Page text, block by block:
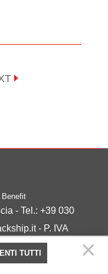
- Tel.: +39 030
- P. IVA
policy
TUTTI